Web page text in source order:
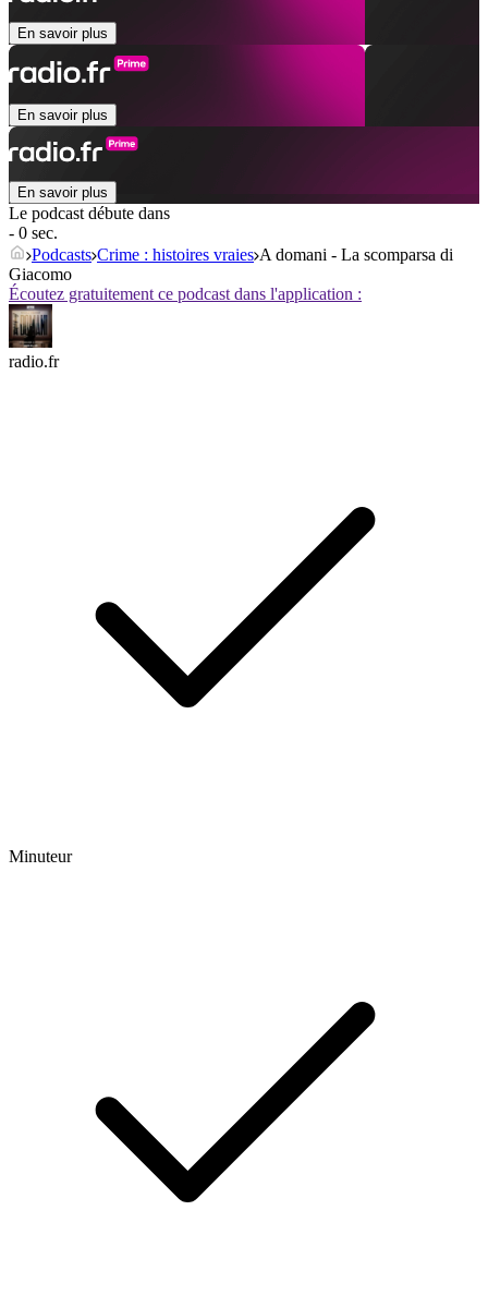
En savoir plus
En savoir plus
En savoir plus
Le podcast débute dans
- 0 sec.
Podcasts Crime : histoires vraies A domani - La scomparsa di
Giacomo
Écoutez gratuitement ce podcast dans l'application :
radio.fr
Minuteur